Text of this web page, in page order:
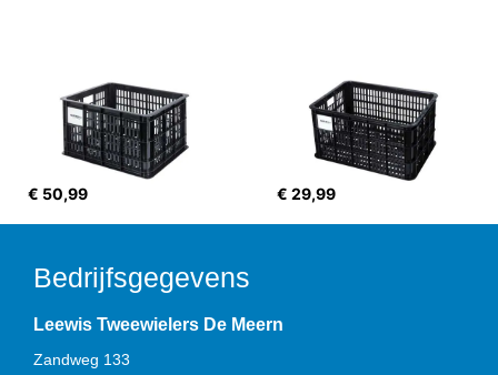
€ 50,99 € 29,99
Bedrijfsgegevens
Leewis Tweewielers De Meern
Zandweg 133